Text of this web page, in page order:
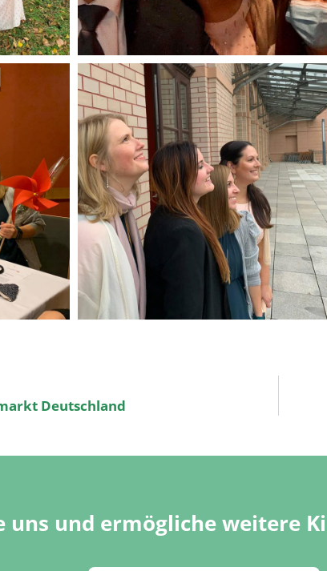
Deutschland
uns und ermögliche weitere